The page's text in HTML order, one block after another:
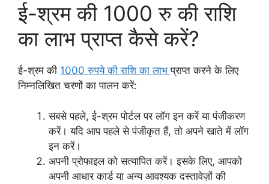
ई-श्रम की 1000 रु की राशि
का लाभ प्राप्त कैसे करें?
ई-श्रम की 1000 रुपये की राशि का लाभप्राप्त करने के लिए
निम्नलिखित चरणों का पालन करें:
सबसे पहले, ई-श्रम पोर्टल पर लॉग इन करें या पंजीकरण
करें। यदि आप पहले से पंजीकृत हैं, तो अपने खाते में लॉग
इन करें।
अपनी प्रोफाइल को सत्यापित करें। इसके लिए, आपको
अपनी आधार कार्ड या अन्य आवश्यक दस्तावेज़ों की